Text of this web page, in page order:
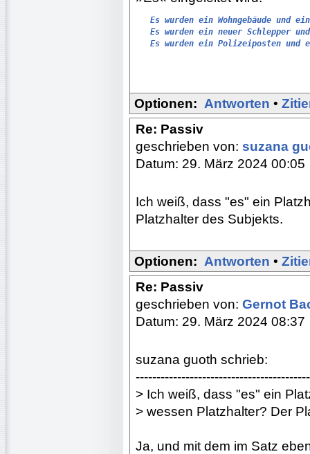
Es wurden ein Wohngebäude und
Es wurden ein neuer Schlepper
Es wurden ein Polizeiposten und
Optionen: Antworten •
Re: Passiv
geschrieben von: suzana
Datum: 29. März 2024 00:05
Ich weiß, dass "es" ein
Platzhalter des Subjekts.
Optionen: Antworten •
Re: Passiv
geschrieben von: Gernot
Datum: 29. März 2024 08:37
suzana guoth schrieb:
> Ich weiß, dass "es" ein
> wessen Platzhalter? Der
Ja, und mit dem im Satz